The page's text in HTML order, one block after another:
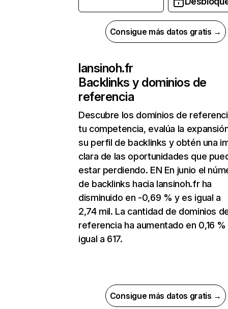
Consigue más datos gratis →
lansinoh.fr
Backlinks y dominios de
referencia
Descubre los dominios de
tu competencia, evalúa la
su perfil de backlinks y obtén una
clara de las oportunidades que
estar perdiendo. EN En junio el
de backlinks hacia lansinoh.fr ha
disminuido en -0,69 % y es igual a
2,74 mil. La cantidad de dominios
referencia ha aumentado en 0,16
igual a 617.
Consigue más datos gratis →